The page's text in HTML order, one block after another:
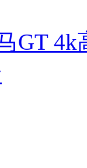
GT 4k